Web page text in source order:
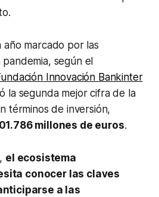
marcado por las
según el
Innovación Bankinter
la segunda mejor cifra de la
términos de inversión,
millones de euros.
el ecosistema
conocer las claves
a las